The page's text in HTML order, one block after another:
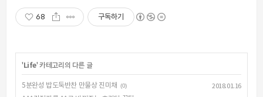
68 구독하기
' Life' 카테고리의 다른 글
5분완성 밥도둑반찬 만물상 진미채 (0)
2018.01.16